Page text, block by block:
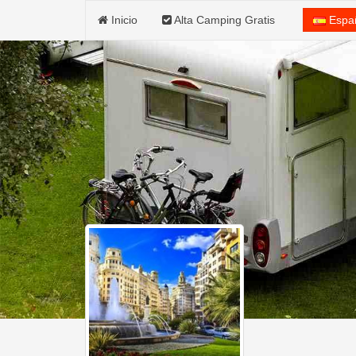
Inicio Alta Camping Gratis